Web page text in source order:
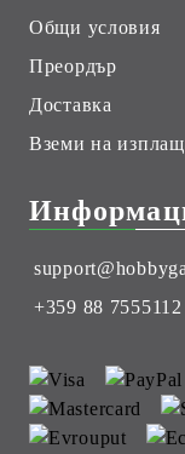
Общи условия
Преордър
Доставка
Вземи на
+359 88 7555112